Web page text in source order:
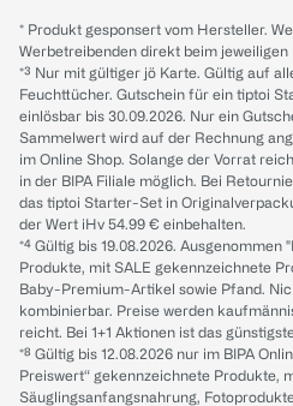
* Produkt gesponsert vom Hersteller.
Werbetreibenden direkt beim jeweiligen
*³ Nur mit gültiger jö Karte. Gültig auf
Feuchttücher. Gutschein für ein tiptoi
einlösbar bis 30.09.2026. Nur ein
Sammelwert wird auf der Rechnung
im Online Shop. Solange der Vorrat
in der BIPA Filiale möglich. Bei
das tiptoi Starter-Set in
der Wert iHv 54.99 € einbehalten.
*⁴ Gültig bis 19.08.2026.
Produkte, mit SALE gekennzeichnete
Baby-Premium-Artikel sowie Pfand.
kombinierbar. Preise werden
reicht. Bei 1+1 Aktionen ist das
*⁸ Gültig bis 12.08.2026 nur im BIPA
Preiswert“ gekennzeichnete Produkte,
Säuglingsanfangsnahrung,